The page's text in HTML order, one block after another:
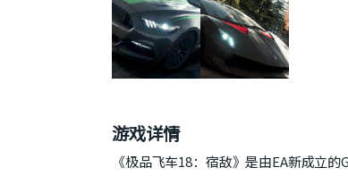
游戏详情
《极品飞车18：宿敌》是由EA新成立